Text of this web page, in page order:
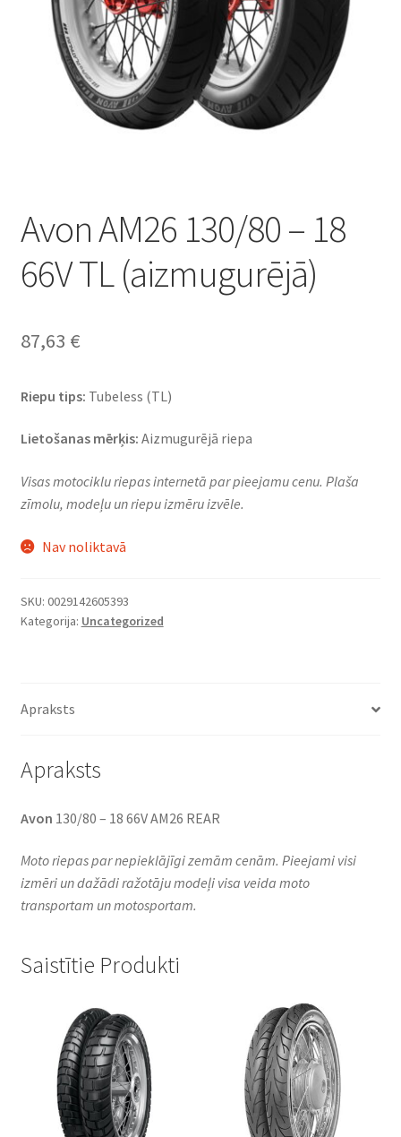
Avon AM26 130/80 – 18
66V TL (aizmugurējā)
87,63 €
Riepu tips: Tubeless (TL)
Lietošanas mērķis: Aizmugurējā riepa
Visas motociklu riepas internetā par pieejamu cenu. Plaša
zīmolu, modeļu un riepu izmēru izvēle.
Nav noliktavā
SKU: 0029142605393
Kategorija: Uncategorized
Apraksts
Apraksts
Avon 130/80 – 18 66V AM26 REAR
Moto riepas par nepieklājīgi zemām cenām. Pieejami visi
izmēri un dažādi ražotāju modeļi visa veida moto
transportam un motosportam.
Saistītie Produkti